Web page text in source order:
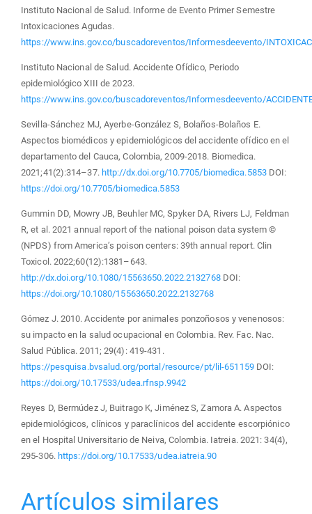
Instituto Nacional de Salud. Informe de Evento Primer Semestre
Intoxicaciones Agudas.
https://www.ins.gov.co/buscadoreventos/Informesdeevento/
Instituto Nacional de Salud. Accidente Ofídico, Periodo
epidemiológico XIII de 2023.
https://www.ins.gov.co/buscadoreventos/Informesdeevento/
Sevilla-Sánchez MJ, Ayerbe-González S, Bolaños-Bolaños E.
Aspectos biomédicos y epidemiológicos del accidente ofídico en el
departamento del Cauca, Colombia, 2009-2018. Biomedica.
2021;41(2):314–37. http://dx.doi.org/10.7705/biomedica.5853DOI:
https://doi.org/10.7705/biomedica.5853
Gummin DD, Mowry JB, Beuhler MC, Spyker DA, Rivers LJ, Feldman
R, et al. 2021 annual report of the national poison data system ©
(NPDS) from America’s poison centers: 39th annual report. Clin
Toxicol. 2022;60(12):1381–643.
http://dx.doi.org/10.1080/15563650.2022.2132768DOI:
https://doi.org/10.1080/15563650.2022.2132768
Gómez J. 2010. Accidente por animales ponzoñosos y venenosos:
su impacto en la salud ocupacional en Colombia. Rev. Fac. Nac.
Salud Pública. 2011; 29(4): 419-431.
https://pesquisa.bvsalud.org/portal/resource/pt/lil-651159DOI:
https://doi.org/10.17533/udea.rfnsp.9942
Reyes D, Bermúdez J, Buitrago K, Jiménez S, Zamora A. Aspectos
epidemiológicos, clínicos y paraclínicos del accidente escorpiónico
en el Hospital Universitario de Neiva, Colombia. Iatreia. 2021: 34(4),
295-306. https://doi.org/10.17533/udea.iatreia.90
Artículos similares